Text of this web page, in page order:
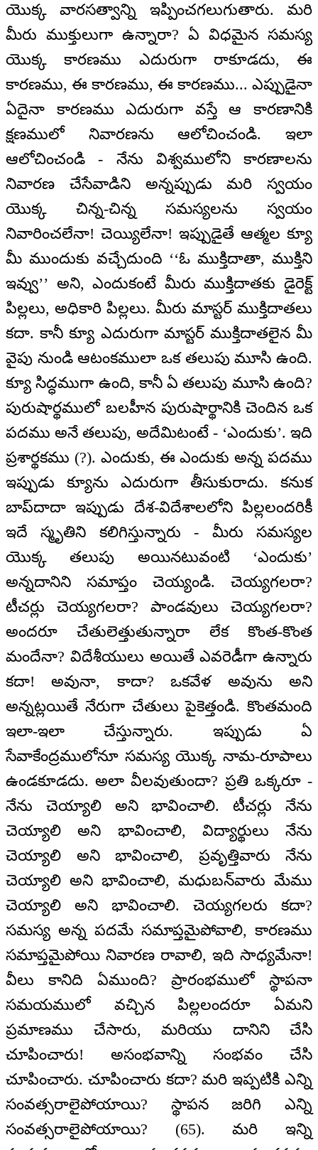
యొక్క వారసత్వాన్ని ఇప్పించగలుగుతారు. మరి
మీరు ముక్తులుగా ఉన్నారా? ఏ విధమైన సమస్య
యొక్క కారణము ఎదురుగా రాకూడదు, ఈ
కారణము, ఈ కారణము, ఈ కారణము... ఎప్పుడైనా
ఏదైనా కారణము ఎదురుగా వస్తే ఆ కారణానికి
క్షణములో నివారణను ఆలోచించండి. ఇలా
ఆలోచించండి - నేను విశ్వములోని కారణాలను
నివారణ చేసేవాడిని అన్నప్పుడు మరి స్వయం
యొక్క చిన్న-చిన్న సమస్యలను స్వయం
నివారించలేనా! చెయ్యిలేనా! ఇప్పుడైతే ఆత్మల క్యూ
మీ ముందుకు వచ్చేదుంది ‘‘ఓ ముక్తిదాతా, ముక్తిని
ఇవ్వు’’ అని, ఎందుకంటే మీరు ముక్తిదాతకు డైరెక్ట్
పిల్లలు, అధికారి పిల్లలు. మీరు మాస్టర్ ముక్తిదాతలు
కదా. కానీ క్యూ ఎదురుగా మాస్టర్ ముక్తిదాతలైన మీ
వైపు నుండి ఆటంకములా ఒక తలుపు మూసి ఉంది.
క్యూ సిద్ధముగా ఉంది, కానీ ఏ తలుపు మూసి ఉంది?
పురుషార్థములో బలహీన పురుషార్థానికి చెందిన ఒక
పదము అనే తలుపు, అదేమిటంటే - ‘ఎందుకు’. ఇది
ప్రశార్థకము (?). ఎందుకు, ఈ ఎందుకు అన్న పదము
ఇప్పుడు క్యూను ఎదురుగా తీసుకురాదు. కనుక
బాప్‌దాదా ఇప్పుడు దేశ-విదేశాలలోని పిల్లలందరికీ
ఇదే స్మృతిని కలిగిస్తున్నారు - మీరు సమస్యల
యొక్క తలుపు అయినటువంటి ‘ఎందుకు’
అన్నదానిని సమాప్తం చెయ్యండి. చెయ్యగలరా?
టీచర్లు చెయ్యగలరా? పాండవులు చెయ్యగలరా?
అందరూ చేతులెత్తుతున్నారా లేక కొంత-కొంత
మందేనా? విదేశీయులు అయితే ఎవరెడీగా ఉన్నారు
కదా! అవునా, కాదా? ఒకవేళ అవును అని
అన్నట్లయితే నేరుగా చేతులు పైకెత్తండి. కొంతమంది
ఇలా-ఇలా చేస్తున్నారు. ఇప్పుడు ఏ
సేవాకేంద్రములోనూ సమస్య యొక్క నామ-రూపాలు
ఉండకూడదు. అలా వీలవుతుందా? ప్రతి ఒక్కరూ -
నేను చెయ్యాలి అని భావించాలి. టీచర్లు నేను
చెయ్యాలి అని భావించాలి, విద్యార్థులు నేను
చెయ్యాలి అని భావించాలి, ప్రవృత్తివారు నేను
చెయ్యాలి అని భావించాలి, మధుబన్‌వారు మేము
చెయ్యాలి అని భావించాలి. చెయ్యగలరు కదా?
సమస్య అన్న పదమే సమాప్తమైపోవాలి, కారణము
సమాప్తమైపోయి నివారణ రావాలి, ఇది సాధ్యమేనా!
వీలు కానిది ఏముంది? ప్రారంభములో స్థాపనా
సమయములో వచ్చిన పిల్లలందరూ ఏమని
ప్రమాణము చేసారు, మరియు దానిని చేసి
చూపించారు! అసంభవాన్ని సంభవం చేసి
చూపించారు. చూపించారు కదా? మరి ఇప్పటికి ఎన్ని
సంవత్సరాలైపోయాయి? స్థాపన జరిగి ఎన్ని
సంవత్సరాలైపోయాయి? (65). మరి ఇన్ని